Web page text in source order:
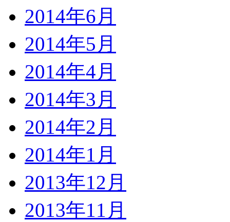
2014年6月
2014年5月
2014年4月
2014年3月
2014年2月
2014年1月
2013年12月
2013年11月